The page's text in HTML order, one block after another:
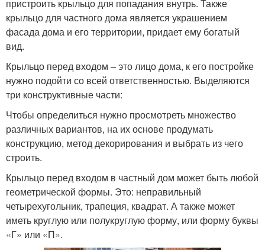
пристроить крыльцо для попадания внутрь. Также
крыльцо для частного дома является украшением
фасада дома и его территории, придает ему богатый
вид.
Крыльцо перед входом – это лицо дома, к его постройке
нужно подойти со всей ответственностью. Выделяются
три конструктивные части:
Чтобы определиться нужно просмотреть множество
различных вариантов, на их основе продумать
конструкцию, метод декорирования и выбрать из чего
строить.
Крыльцо перед входом в частный дом может быть любой
геометрической формы. Это: неправильный
четырехугольник, трапеция, квадрат. А также может
иметь круглую или полукруглую форму, или форму буквы
«Г» или «П».